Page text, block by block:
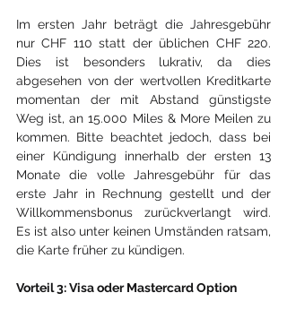
Im ersten Jahr beträgt die Jahresgebühr
nur CHF 110 statt der üblichen CHF 220.
Dies ist besonders lukrativ, da dies
abgesehen von der wertvollen Kreditkarte
momentan der mit Abstand günstigste
Weg ist, an 15.000 Miles & More Meilen zu
kommen. Bitte beachtet jedoch, dass bei
einer Kündigung innerhalb der ersten 13
Monate die volle Jahresgebühr für das
erste Jahr in Rechnung gestellt und der
Willkommensbonus zurückverlangt wird.
Es ist also unter keinen Umständen ratsam,
die Karte früher zu kündigen.
Vorteil 3: Visa oder Mastercard Option